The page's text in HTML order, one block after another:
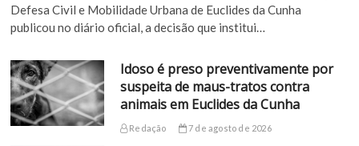
Defesa Civil e Mobilidade Urbana de Euclides da Cunha
publicou no diário oficial, a decisão que institui…
Idoso é preso preventivamente por
suspeita de maus-tratos contra
animais em Euclides da Cunha
Redação 7 de agosto de 2026